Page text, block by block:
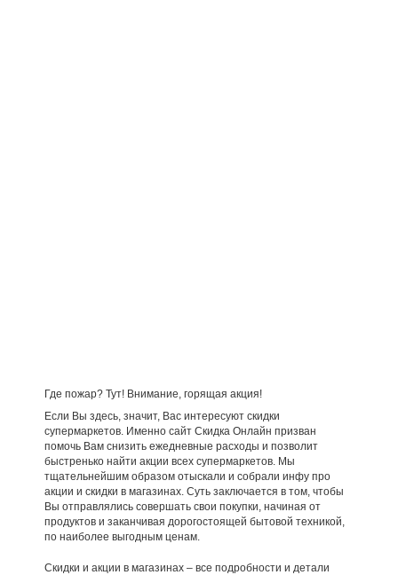
Где пожар? Тут! Внимание, горящая акция!
Если Вы здесь, значит, Вас интересуют скидки
супермаркетов. Именно сайт Скидка Онлайн призван
помочь Вам снизить ежедневные расходы и позволит
быстренько найти акции всех супермаркетов. Мы
тщательнейшим образом отыскали и собрали инфу про
акции и скидки в магазинах. Суть заключается в том, чтобы
Вы отправлялись совершать свои покупки, начиная от
продуктов и заканчивая дорогостоящей бытовой техникой,
по наиболее выгодным ценам.
Скидки и акции в магазинах – все подробности и детали